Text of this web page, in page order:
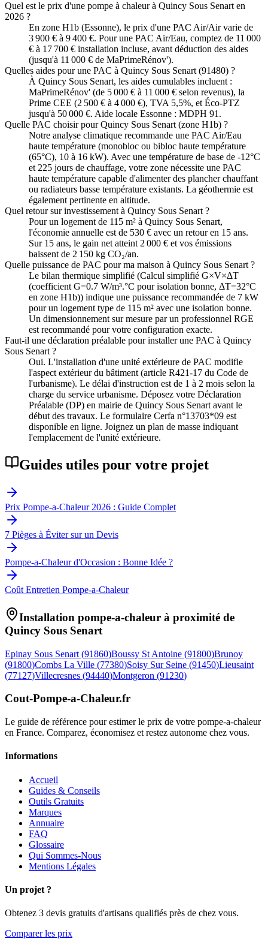
Quel est le prix d'une pompe à chaleur à Quincy Sous Senart en
2026 ?
En zone H1b (Essonne), le prix d'une PAC Air/Air varie de
3 900 € à 9 400 €. Pour une PAC Air/Eau, comptez de 11 000
€ à 17 700 € installation incluse, avant déduction des aides
(jusqu'à 11 000 € de MaPrimeRénov').
Quelles aides pour une PAC à Quincy Sous Senart (91480) ?
À Quincy Sous Senart, les aides cumulables incluent :
MaPrimeRénov' (de 5 000 € à 11 000 € selon revenus), la
Prime CEE (2 500 € à 4 000 €), TVA 5,5%, et Éco-PTZ
jusqu'à 50 000 €. Aide locale Essonne : MDPH 91.
Quelle PAC choisir pour Quincy Sous Senart (zone H1b) ?
Notre analyse climatique recommande une PAC Air/Eau
haute température (monobloc ou bibloc haute température
(65°C), 10 à 16 kW). Avec une température de base de -12°C
et 225 jours de chauffage, votre zone nécessite une PAC
haute température capable d'alimenter des plancher chauffant
ou radiateurs basse température existants. La géothermie est
également pertinente en altitude.
Quel retour sur investissement à Quincy Sous Senart ?
Pour un logement de 115 m² à Quincy Sous Senart,
l'économie annuelle est de 530 € avec un retour en 15 ans.
Sur 15 ans, le gain net atteint 2 000 € et vos émissions
baissent de 2 150 kg CO₂/an.
Quelle puissance de PAC pour ma maison à Quincy Sous Senart ?
Le bilan thermique simplifié (Calcul simplifié G×V×ΔT
(coefficient G=0.7 W/m³.°C pour isolation bonne, ΔT=32°C
en zone H1b)) indique une puissance recommandée de 7 kW
pour un logement type de 115 m² avec une isolation bonne.
Un dimensionnement sur mesure par un professionnel RGE
est recommandé pour votre configuration exacte.
Faut-il une déclaration préalable pour installer une PAC à Quincy
Sous Senart ?
Oui. L'installation d'une unité extérieure de PAC modifie
l'aspect extérieur du bâtiment (article R421-17 du Code de
l'urbanisme). Le délai d'instruction est de 1 à 2 mois selon la
charge du service urbanisme. Déposez votre Déclaration
Préalable (DP) en mairie de Quincy Sous Senart avant le
début des travaux. Le formulaire Cerfa n°13703*09 est
disponible en ligne. Joignez un plan de masse indiquant
l'emplacement de l'unité extérieure.
Guides utiles pour votre projet
Prix Pompe-a-Chaleur 2026 : Guide Complet
7 Pièges à Éviter sur un Devis
Pompe-a-Chaleur d'Occasion : Bonne Idée ?
Coût Entretien Pompe-a-Chaleur
Installation pompe-a-chaleur à proximité de
Quincy Sous Senart
Epinay Sous Senart (91860)Boussy St Antoine (91800)Brunoy
(91800)Combs La Ville (77380)Soisy Sur Seine (91450)Lieusaint
(77127)Villecresnes (94440)Montgeron (91230)
Cout-Pompe-a-Chaleur.fr
Le guide de référence pour estimer le prix de votre pompe-a-chaleur
en France. Comparez, économisez et restez autonome chez vous.
Informations
Accueil
Guides & Conseils
Outils Gratuits
Marques
Annuaire
FAQ
Glossaire
Qui Sommes-Nous
Mentions Légales
Un projet ?
Obtenez 3 devis gratuits d'artisans qualifiés près de chez vous.
Comparer les prix